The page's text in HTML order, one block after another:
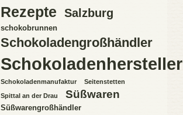
Rezepte Salzburg
schokobrunnen
Schokoladengroßhändler
Schokoladenhersteller
Schokoladenmanufaktur
Seitenstetten
Spittal an der Drau
Süßwaren
Süßwarengroßhändler